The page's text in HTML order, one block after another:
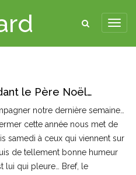
le Père Noël…
notre dernière semaine…
cette année nous met de
samedi à ceux qui viennent sur
de tellement bonne humeur
lui qui pleure… Bref, le